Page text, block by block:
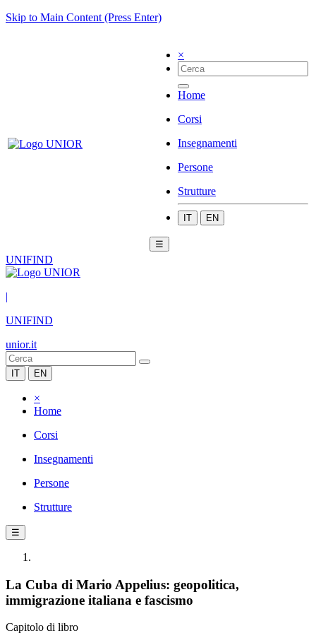
Skip to Main Content (Press Enter)
×
Home
Corsi
Insegnamenti
Persone
Strutture
IT EN
☰
UNIFIND
|
UNIFIND
unior.it
IT EN
×
Home
Corsi
Insegnamenti
Persone
Strutture
☰
La Cuba di Mario Appelius: geopolitica,
immigrazione italiana e fascismo
Capitolo di libro